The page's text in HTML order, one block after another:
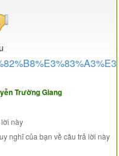
Trường Giang